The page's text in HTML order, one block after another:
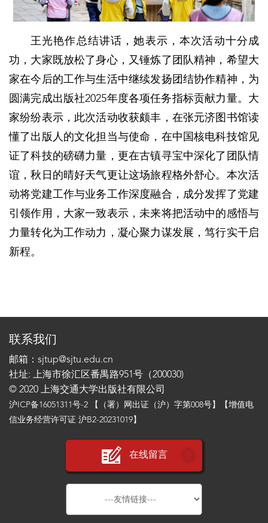
王光艳作总结讲话，她表示，本次活动十分成
功，大家既放松了身心，又锤炼了团队精神，希望大
家在今后的工作与生活中继续发扬团结协作精神，为
圆满完成出版社2025年度各项任务指标贡献力量。大
家纷纷表示，此次活动收获颇丰，在张元济图书馆读
懂了出版人的文化担当与使命，在中国核电科技馆见
证了科技的磅礴力量，更在古镇寻宝中深化了团队情
谊，秋日的晴好天气更让这场旅程格外舒心。本次活
动将党建工作与业务工作深度融合，成分发挥了党建
引领作用，大家一致表示，未来将把活动中的感悟与
力量转化为工作动力，凝心聚力谋发展，笃行实干启
新程。
联系我们
邮箱：sjtup@sjtu.edu.cn
社址: 上海市徐汇区番禺路951号（200030)
© 2020 上海交通大学出版社有限公司
沪ICP备16051311号-2 【（署）网出证（沪）字第008号】【增值电
信业务经营许可证 沪B2-20231019】
在线留言